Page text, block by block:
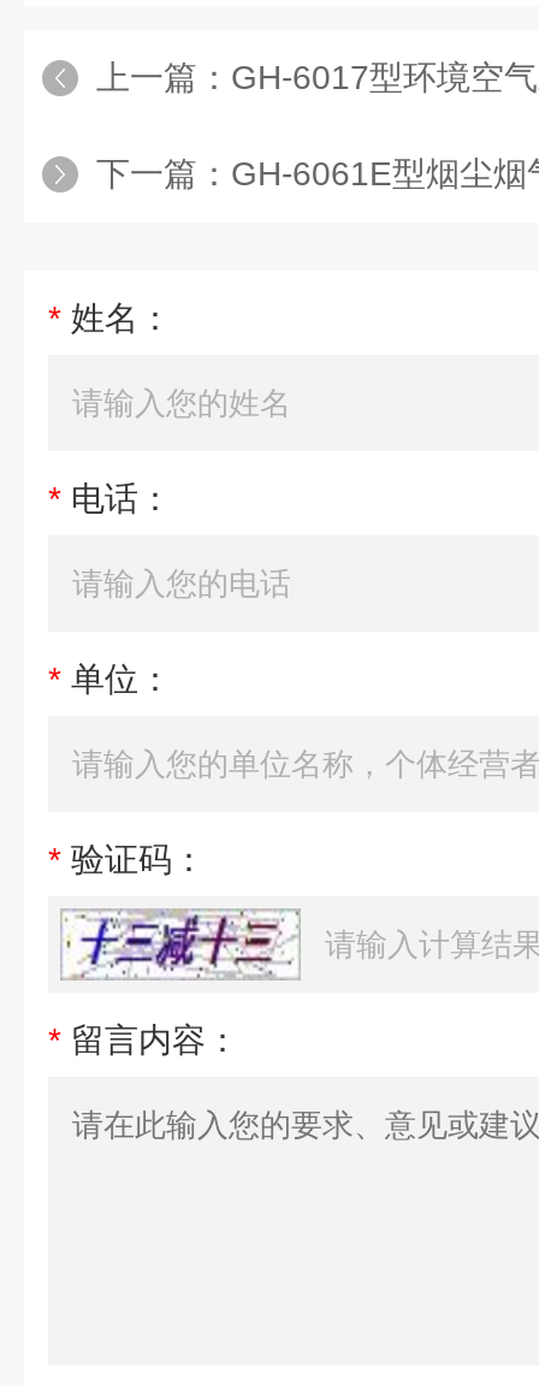
上一篇： GH-6017型环境空气颗粒
下一篇： GH-6061E型烟尘
* 姓名：
* 电话：
* 单位：
* 验证码：
* 留言内容：